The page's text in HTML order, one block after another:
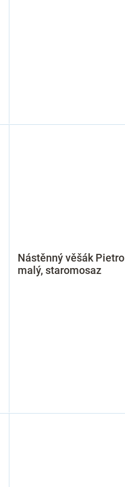
Nástěnný věšák Pietro
malý, staromosaz